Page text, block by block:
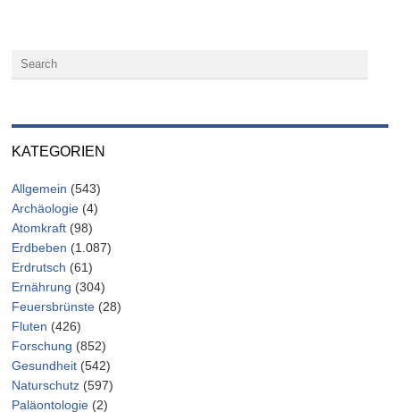
KATEGORIEN
Allgemein (543)
Archäologie (4)
Atomkraft (98)
Erdbeben (1.087)
Erdrutsch (61)
Ernährung (304)
Feuersbrünste (28)
Fluten (426)
Forschung (852)
Gesundheit (542)
Naturschutz (597)
Paläontologie (2)